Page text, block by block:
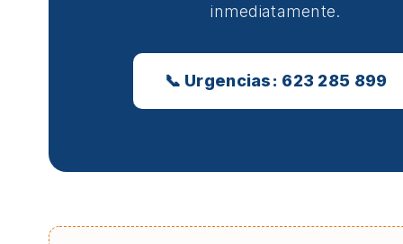
inmediatamente.
📞 Urgencias: 623 285 899